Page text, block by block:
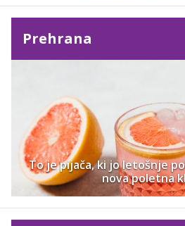
Prehrana
To je pijača, ki jo letošnje
nova poletna